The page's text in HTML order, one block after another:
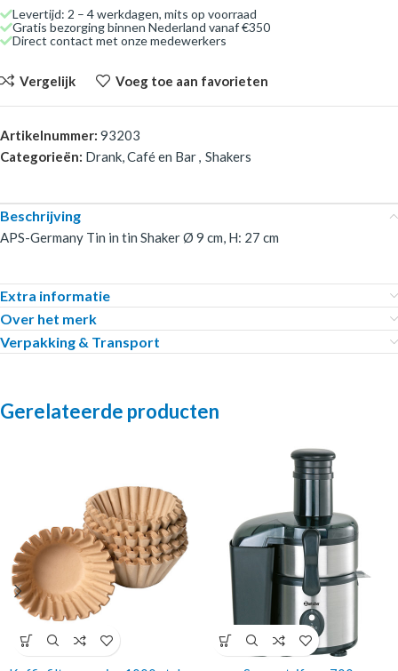
Levertijd: 2 – 4 werkdagen, mits op voorraad
Gratis bezorging binnen Nederland vanaf €350
Direct contact met onze medewerkers
Vergelijk Voeg toe aan favorieten
Artikelnummer: 93203
Categorieën: Drank, Café en Bar, Shakers
Beschrijving
APS-Germany Tin in tin Shaker Ø 9 cm, H: 27 cm
Extra informatie
Over het merk
Verpakking & Transport
Gerelateerde producten